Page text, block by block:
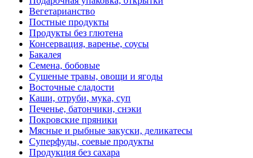
Вегетарианство
Постные продукты
Продукты без глютена
Консервация, варенье, соусы
Бакалея
Семена, бобовые
Сушеные травы, овощи и ягоды
Восточные сладости
Каши, отруби, мука, суп
Печенье, батончики, снэки
Покровские пряники
Мясные и рыбные закуски, деликатесы
Суперфуды, соевые продукты
Продукция без сахара